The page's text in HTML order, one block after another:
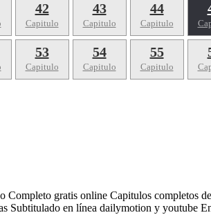
42
Capitulo
43
Capitulo
44
Capitulo
53
Capitulo
54
Capitulo
55
Capitulo
gratis online Capitulos completos
Subtitulado en línea dailymotion y youtube